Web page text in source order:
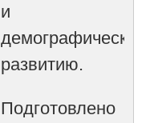
и
демографическому
развитию.
Подготовлено